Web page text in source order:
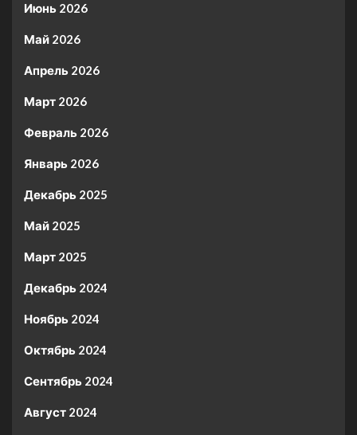
Июнь 2026
Май 2026
Апрель 2026
Март 2026
Февраль 2026
Январь 2026
Декабрь 2025
Май 2025
Март 2025
Декабрь 2024
Ноябрь 2024
Октябрь 2024
Сентябрь 2024
Август 2024